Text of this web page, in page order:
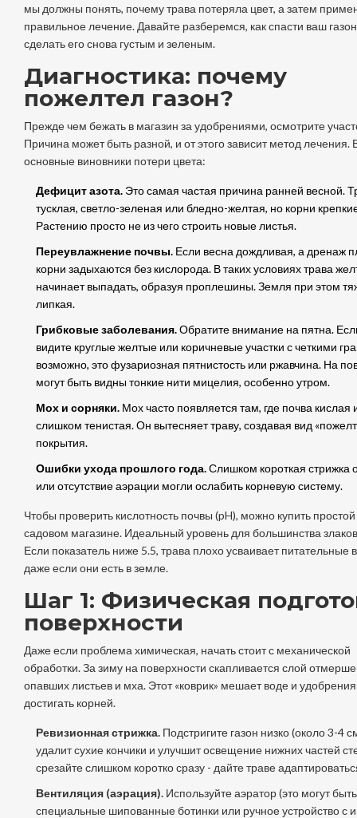
мы должны понять, почему трава потеряла цвет, а затем
правильное лечение. Давайте разберемся, как спасти ваш
сделать его снова густым и зеленым.
Диагностика: почему
пожелтел газон?
Прежде чем бежать в магазин за удобрениями, осмотрите
Причина может быть разной, и от этого зависит метод лечения.
основные виновники потери цвета:
Дефицит азота.Это самая частая причина ранней весной.
тусклая, светло-зеленая или бледно-желтая, но корни
Растению просто не из чего строить новые листья.
Переувлажнение почвы.Если весна дождливая, а дренаж
корни задыхаются без кислорода. В таких условиях трава
начинает выпадать, образуя проплешины. Земля при этом
липкая.
Грибковые заболевания.Обратите внимание на пятна.
видите круглые желтые или коричневые участки с четкими
возможно, это фузариозная пятнистость или ржавчина. На
могут быть видны тонкие нити мицелия, особенно утром.
Мох и сорняки.Мох часто появляется там, где почва кислая
слишком тенистая. Он вытесняет траву, создавая вид
покрытия.
Ошибки ухода прошлого года.Слишком короткая стрижка
или отсутствие аэрации могли ослабить корневую систему.
Чтобы проверить кислотность почвы (pH), можно купить простой
садовом магазине. Идеальный уровень для большинства
Если показатель ниже 5.5, трава плохо усваивает питательные
даже если они есть в земле.
Шаг 1: Физическая
поверхности
Даже если проблема химическая, начать стоит с механической
обработки. За зиму на поверхности скапливается слой
опавших листьев и мха. Этот «коврик» мешает воде и
достигать корней.
Ревизионная стрижка.Подстригите газон низко (около 3-4
удалит сухие кончики и улучшит освещение нижних частей
срезайте слишком коротко сразу - дайте траве
Вентиляция (аэрация).Используйте аэратор (это могут быть
специальные шипованные ботинки или ручное устройство с